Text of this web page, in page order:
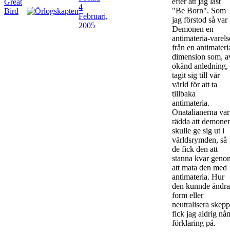
4
Februari,
2005
"Be Born". Som
jag förstod så var
Demonen en
antimateria-
från en
dimension som,
okänd anledning,
tagit sig till vår
värld för att ta
tillbaka
antimateria.
Onatalianerna var
rädda att
skulle ge sig ut i
världsrymden, så
de fick den att
stanna kvar
att mata den med
antimateria. Hur
den kunnde ändra
form eller
neutralisera skepp
fick jag aldrig nån
förklaring på.